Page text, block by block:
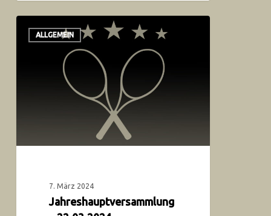
ALLGEMEIN
7. März 2024
Jahreshauptversammlung